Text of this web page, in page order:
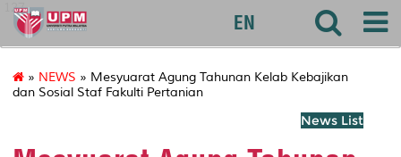
127
EN
» NEWS » Mesyuarat Agung Tahunan Kelab Kebajikan
dan Sosial Staf Fakulti Pertanian
News List